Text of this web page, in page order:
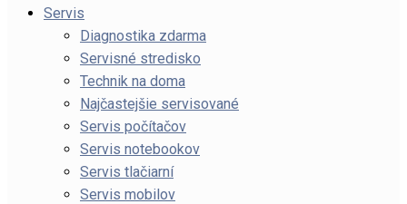
Servis
Diagnostika zdarma
Servisné stredisko
Technik na doma
Najčastejšie servisované
Servis počítačov
Servis notebookov
Servis tlačiarní
Servis mobilov